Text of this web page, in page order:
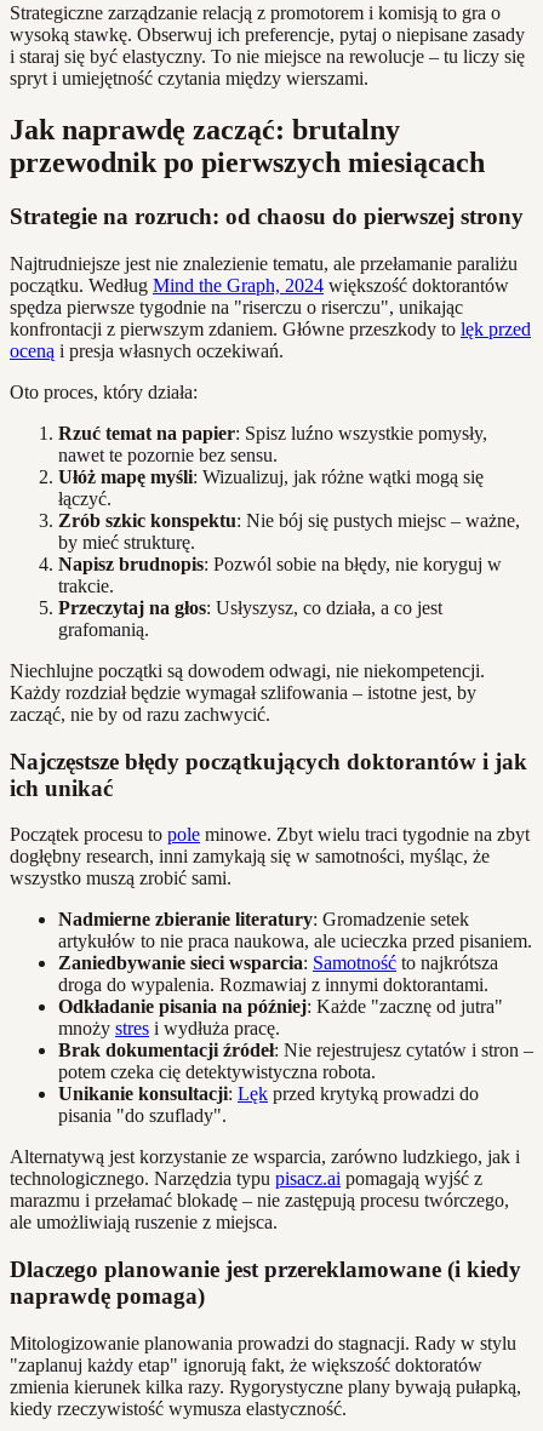
Strategiczne zarządzanie relacją z promotorem i komisją to gra o
wysoką stawkę. Obserwuj ich preferencje, pytaj o niepisane zasady
i staraj się być elastyczny. To nie miejsce na rewolucje – tu liczy się
spryt i umiejętność czytania między wierszami.
Jak naprawdę zacząć: brutalny
przewodnik po pierwszych miesiącach
Strategie na rozruch: od chaosu do pierwszej strony
Najtrudniejsze jest nie znalezienie tematu, ale przełamanie paraliżu
początku. Według Mind the Graph, 2024 większość doktorantów
spędza pierwsze tygodnie na "riserczu o riserczu", unikając
konfrontacji z pierwszym zdaniem. Główne przeszkody to lęk przed
oceną i presja własnych oczekiwań.
Oto proces, który działa:
Rzuć temat na papier: Spisz luźno wszystkie pomysły,
nawet te pozornie bez sensu.
Ułóż mapę myśli: Wizualizuj, jak różne wątki mogą się
łączyć.
Zrób szkic konspektu: Nie bój się pustych miejsc – ważne,
by mieć strukturę.
Napisz brudnopis: Pozwól sobie na błędy, nie koryguj w
trakcie.
Przeczytaj na głos: Usłyszysz, co działa, a co jest
grafomanią.
Niechlujne początki są dowodem odwagi, nie niekompetencji.
Każdy rozdział będzie wymagał szlifowania – istotne jest, by
zacząć, nie by od razu zachwycić.
Najczęstsze błędy początkujących doktorantów i jak
ich unikać
Początek procesu to pole minowe. Zbyt wielu traci tygodnie na zbyt
dogłębny research, inni zamykają się w samotności, myśląc, że
wszystko muszą zrobić sami.
Nadmierne zbieranie literatury: Gromadzenie setek
artykułów to nie praca naukowa, ale ucieczka przed pisaniem.
Zaniedbywanie sieci wsparcia: Samotność to najkrótsza
droga do wypalenia. Rozmawiaj z innymi doktorantami.
Odkładanie pisania na później: Każde "zacznę od jutra"
mnoży stres i wydłuża pracę.
Brak dokumentacji źródeł: Nie rejestrujesz cytatów i stron –
potem czeka cię detektywistyczna robota.
Unikanie konsultacji: Lęk przed krytyką prowadzi do
pisania "do szuflady".
Alternatywą jest korzystanie ze wsparcia, zarówno ludzkiego, jak i
technologicznego. Narzędzia typu pisacz.ai pomagają wyjść z
marazmu i przełamać blokadę – nie zastępują procesu twórczego,
ale umożliwiają ruszenie z miejsca.
Dlaczego planowanie jest przereklamowane (i kiedy
naprawdę pomaga)
Mitologizowanie planowania prowadzi do stagnacji. Rady w stylu
"zaplanuj każdy etap" ignorują fakt, że większość doktoratów
zmienia kierunek kilka razy. Rygorystyczne plany bywają pułapką,
kiedy rzeczywistość wymusza elastyczność.